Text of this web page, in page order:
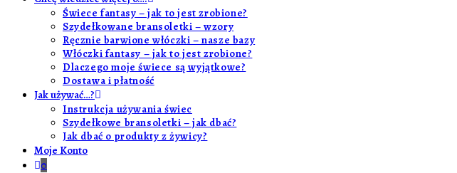
Świece fantasy – jak to jest zrobione?
Szydełkowane bransoletki – wzory
Ręcznie barwione włóczki – nasze bazy
Włóczki fantasy – jak to jest zrobione?
Dlaczego moje świece są wyjątkowe?
Dostawa i płatność
Jak używać…?
Instrukcja używania świec
Szydełkowe bransoletki – jak dbać?
Jak dbać o produkty z żywicy?
Moje Konto
0